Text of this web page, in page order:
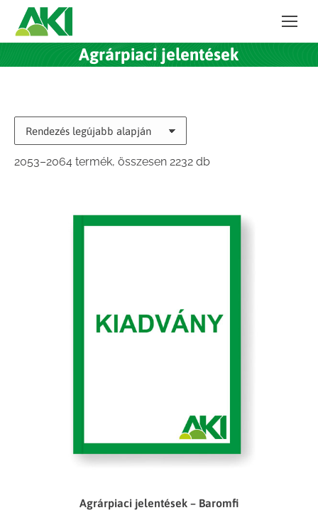
Agrárpiaci jelentések
2053–2064 termék, összesen 2232 dbSorted
Agrárpiaci jelentések – Baromfi